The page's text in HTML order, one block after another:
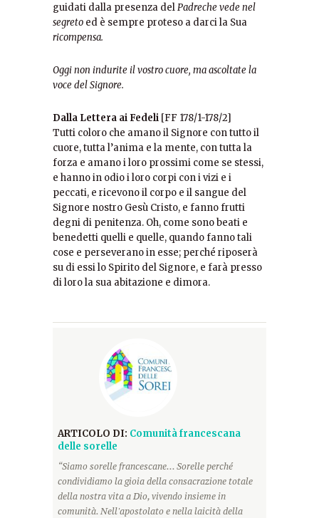
guidati dalla presenza delPadreche vede nel
segreto ed è sempre proteso a darci la Sua
ricompensa.
Oggi non indurite il vostro cuore, ma ascoltate la
voce del Signore.
Dalla Lettera ai Fedeli [FF 178/1-178/2]
Tutti coloro che amano il Signore con tutto il
cuore, tutta l’anima e la mente, con tutta la
forza e amano i loro prossimi come se stessi,
e hanno in odio i loro corpi con i vizi e i
peccati, e ricevono il corpo e il sangue del
Signore nostro Gesù Cristo, e fanno frutti
degni di penitenza. Oh, come sono beati e
benedetti quelli e quelle, quando fanno tali
cose e perseverano in esse; perché riposerà
su di essi lo Spirito del Signore, e farà presso
di loro la sua abitazione e dimora.
ARTICOLO DI: Comunità francescana
delle sorelle
“Siamo sorelle francescane... Sorelle perché
condividiamo la gioia della consacrazione totale
della nostra vita a Dio, vivendo insieme in
comunità. Nell'apostolato e nella laicità della